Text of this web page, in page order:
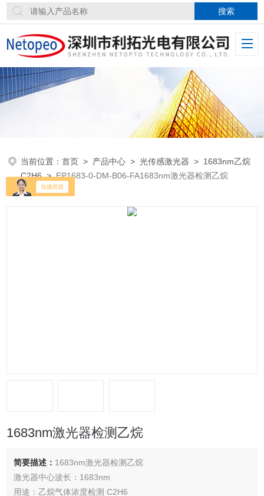
当前位置：首页 > 产品中心 >光传感激光器 > 1683nm乙烷
C2H6>EP1683-0-DM-B06-FA1683nm激光器检测乙烷
1683nm激光器检测乙烷
简要描述： 1683nm激光器检测乙烷
激光器中心波长：1683nm
用途：乙烷气体浓度检测 C2H6